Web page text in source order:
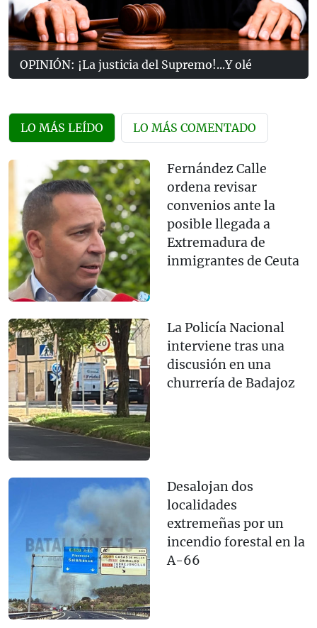
OPINIÓN: ¡La justicia del Supremo!...Y olé
LO MÁS LEÍDO LO MÁS COMENTADO
Fernández Calle
ordena revisar
convenios ante la
posible llegada a
Extremadura de
inmigrantes de Ceuta
La Policía Nacional
interviene tras una
discusión en una
churrería de Badajoz
Desalojan dos
localidades
extremeñas por un
incendio forestal en la
A-66